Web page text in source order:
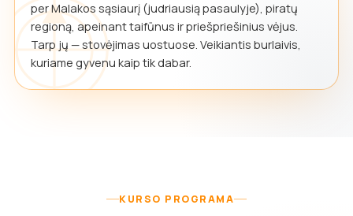
per Malakos sąsiaurį (judriausią pasaulyje), piratų
regioną, apeinant taifūnus ir priešpriešinius vėjus.
Tarp jų — stovėjimas uostuose. Veikiantis burlaivis,
kuriame gyvenu kaip tik dabar.
KURSO PROGRAMA